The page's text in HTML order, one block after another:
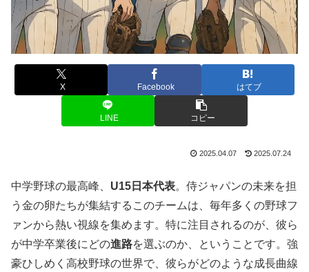
X Facebook はてブ
LINE コピー
2025.04.07 2025.07.24
中学野球の最高峰、 U15日本代表。侍ジャパンの未来を担
う金の卵たちが集結するこのチームは、毎年多くの野球フ
ァンから熱い視線を集めます。特に注目されるのが、彼ら
が中学卒業後にどの進路を選ぶのか、ということです。強
豪ひしめく高校野球の世界で、彼らがどのような成長曲線